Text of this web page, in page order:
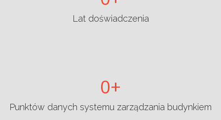
Lat doświadczenia
0
Punktów danych systemu zarządzania budynkiem